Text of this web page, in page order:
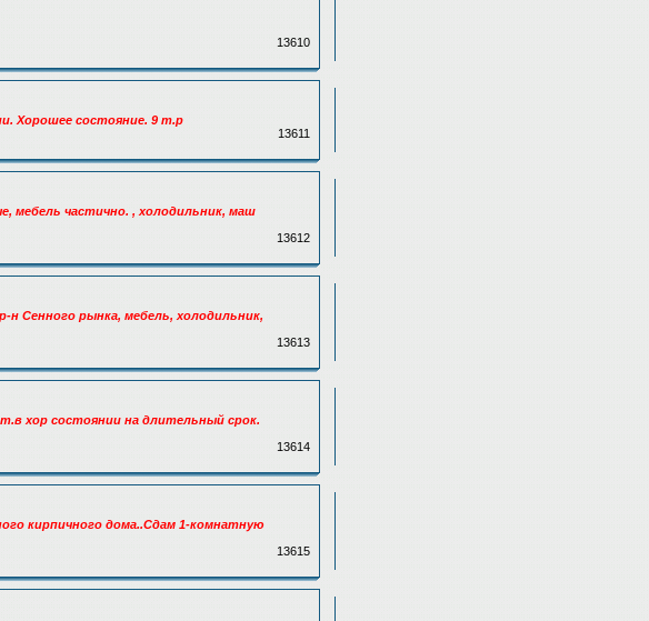
13610
Хорошее состояние. 9 т.р
13611
мебель частично. , холодильник, маш
13612
н Сенного рынка, мебель, холодильник,
13613
хор состоянии на длительный срок.
13614
кирпичного дома..Сдам 1-комнатную
13615